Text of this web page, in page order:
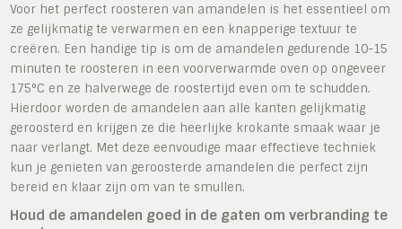
Voor het perfect roosteren van amandelen is het essentieel om
ze gelijkmatig te verwarmen en een knapperige textuur te
creëren. Een handige tip is om de amandelen gedurende 10-15
minuten te roosteren in een voorverwarmde oven op ongeveer
175°C en ze halverwege de roostertijd even om te schudden.
Hierdoor worden de amandelen aan alle kanten gelijkmatig
geroosterd en krijgen ze die heerlijke krokante smaak waar je
naar verlangt. Met deze eenvoudige maar effectieve techniek
kun je genieten van geroosterde amandelen die perfect zijn
bereid en klaar zijn om van te smullen.
Houd de amandelen goed in de gaten om verbranding te